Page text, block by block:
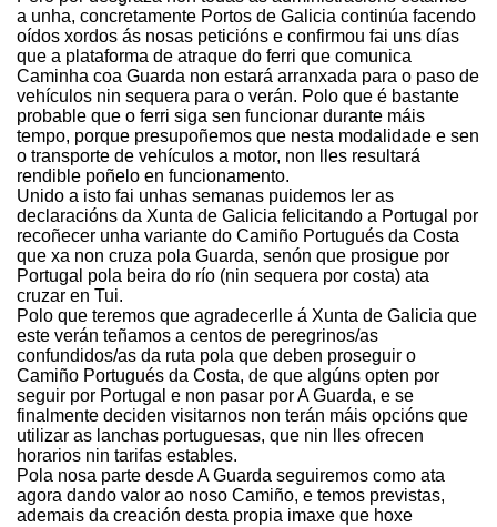
a unha, concretamente Portos de Galicia continúa facendo
oídos xordos ás nosas peticións e confirmou fai uns días
que a plataforma de atraque do ferri que comunica
Caminha coa Guarda non estará arranxada para o paso de
vehículos nin sequera para o verán. Polo que é bastante
probable que o ferri siga sen funcionar durante máis
tempo, porque presupoñemos que nesta modalidade e sen
o transporte de vehículos a motor, non lles resultará
rendible poñelo en funcionamento.
Unido a isto fai unhas semanas puidemos ler as
declaracións da Xunta de Galicia felicitando a Portugal por
recoñecer unha variante do Camiño Portugués da Costa
que xa non cruza pola Guarda, senón que prosigue por
Portugal pola beira do río (nin sequera por costa) ata
cruzar en Tui.
Polo que teremos que agradecerlle á Xunta de Galicia que
este verán teñamos a centos de peregrinos/as
confundidos/as da ruta pola que deben proseguir o
Camiño Portugués da Costa, de que algúns opten por
seguir por Portugal e non pasar por A Guarda, e se
finalmente deciden visitarnos non terán máis opcións que
utilizar as lanchas portuguesas, que nin lles ofrecen
horarios nin tarifas estables.
Pola nosa parte desde A Guarda seguiremos como ata
agora dando valor ao noso Camiño, e temos previstas,
ademais da creación desta propia imaxe que hoxe